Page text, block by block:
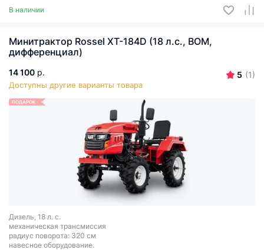
мощность: 24 л.с., объём двигателя: 1200 см
В наличии
Минитрактор Rossel XT-184D (18 л.с., ВОМ,
дифференциал)
14 100 р.
Доступны другие варианты товара
5 (1)
ПОДАРОК
Дизель, 18 л. с.
механическая трансмиссия
радиус поворота: 320 см
навесное оборудование.